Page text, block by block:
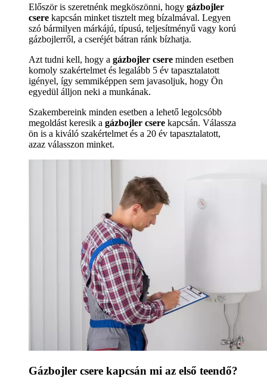
Először is szeretnénk megköszönni, hogy gázbojler
csere kapcsán minket tisztelt meg bízalmával. Legyen
szó bármilyen márkájú, típusú, teljesítményű vagy korú
gázbojlerről, a cseréjét bátran ránk bízhatja.
Azt tudni kell, hogy a gázbojler csere minden esetben
komoly szakértelmet és legalább 5 év tapasztalatott
igényel, így semmiképpen sem javasoljuk, hogy Ön
egyedül álljon neki a munkának.
Szakembereink minden esetben a lehető legolcsóbb
megoldást keresik a gázbojler csere kapcsán. Válassza
ön is a kiváló szakértelmet és a 20 év tapasztalatott,
azaz válasszon minket.
Gázbojler csere kapcsán mi az első teendő?